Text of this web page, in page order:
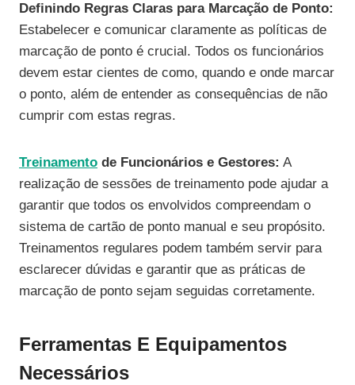
Definindo Regras Claras para Marcação de Ponto:
Estabelecer e comunicar claramente as políticas de
marcação de ponto é crucial. Todos os funcionários
devem estar cientes de como, quando e onde marcar
o ponto, além de entender as consequências de não
cumprir com estas regras.
Treinamento de Funcionários e Gestores: A
realização de sessões de treinamento pode ajudar a
garantir que todos os envolvidos compreendam o
sistema de cartão de ponto manual e seu propósito.
Treinamentos regulares podem também servir para
esclarecer dúvidas e garantir que as práticas de
marcação de ponto sejam seguidas corretamente.
Ferramentas E Equipamentos
Necessários